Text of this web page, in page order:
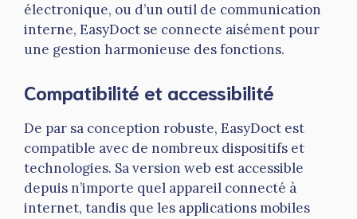
électronique, ou d’un outil de communication
interne, EasyDoct se connecte aisément pour
une gestion harmonieuse des fonctions.
Compatibilité et accessibilité
De par sa conception robuste, EasyDoct est
compatible avec de nombreux dispositifs et
technologies. Sa version web est accessible
depuis n’importe quel appareil connecté à
internet, tandis que les applications mobiles